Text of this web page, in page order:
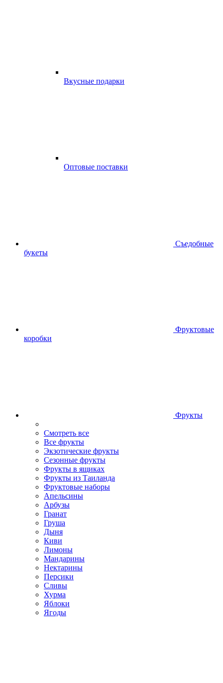
Вкусные подарки
Оптовые поставки
Съедобные
букеты
Фруктовые
коробки
Фрукты
Смотреть все
Все фрукты
Экзотические фрукты
Сезонные фрукты
Фрукты в ящиках
Фрукты из Таиланда
Фруктовые наборы
Апельсины
Арбузы
Гранат
Груша
Дыня
Киви
Лимоны
Мандарины
Нектарины
Персики
Сливы
Хурма
Яблоки
Ягоды